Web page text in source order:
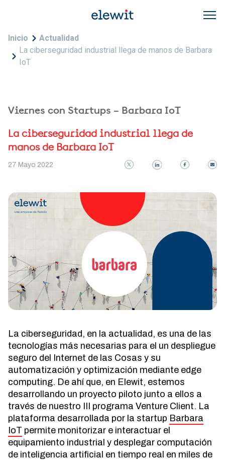
Sobrescribir enlaces de ayuda a la
Inicio
Actualidad
La ciberseguridad industrial llega de manos de Barbara
IoT
Viernes con Startups – Barbara IoT
La ciberseguridad industrial llega de
manos de Barbara IoT
27 Mayo 2022
La ciberseguridad, en la actualidad, es una de las
tecnologías más necesarias para el un despliegue
seguro del Internet de las Cosas y su
automatización y optimización mediante edge
computing. De ahí que, en Elewit, estemos
desarrollando un proyecto piloto junto a ellos a
través de nuestro III programa Venture Client. La
plataforma desarrollada por la startup Barbara
IoT permite monitorizar e interactuar el
equipamiento industrial y desplegar computación
de inteligencia artificial en tiempo real en miles de